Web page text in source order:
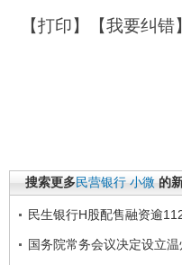
【打印】【我要纠错
搜索更多民营银行 小微 的
民生银行H股配售融资逾
国务院常务会议决定设立